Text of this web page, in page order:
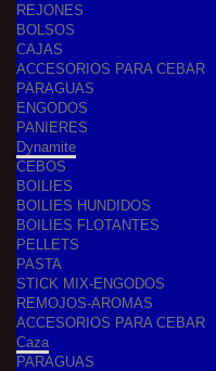
REJONES
BOLSOS
CAJAS
ACCESORIOS PARA CEBAR
PARAGUAS
ENGODOS
PANIERES
Dynamite
CEBOS
BOILIES
BOILIES HUNDIDOS
BOILIES FLOTANTES
PELLETS
PASTA
STICK MIX-ENGODOS
REMOJOS-AROMAS
ACCESORIOS PARA CEBAR
Caza
PARAGUAS